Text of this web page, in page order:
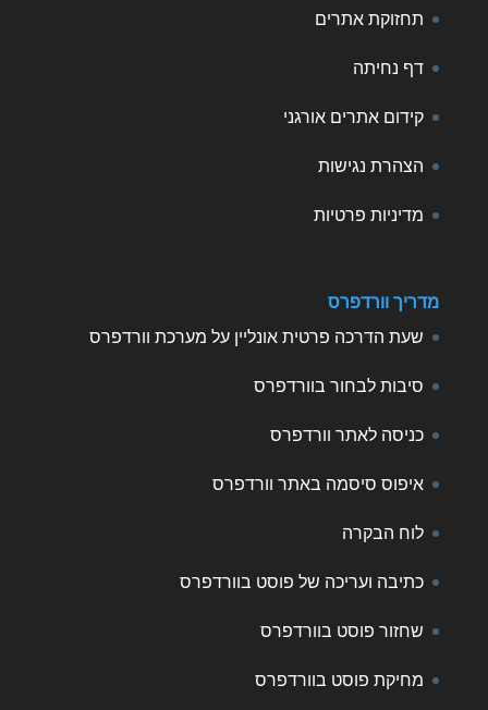
תחזוקת אתרים
דף נחיתה
קידום אתרים אורגני
הצהרת נגישות
מדיניות פרטיות
מדריך וורדפרס
שעת הדרכה פרטית אונליין על מערכת וורדפרס
סיבות לבחור בוורדפרס
כניסה לאתר וורדפרס
איפוס סיסמה באתר וורדפרס
לוח הבקרה
כתיבה ועריכה של פוסט בוורדפרס
שחזור פוסט בוורדפרס
מחיקת פוסט בוורדפרס